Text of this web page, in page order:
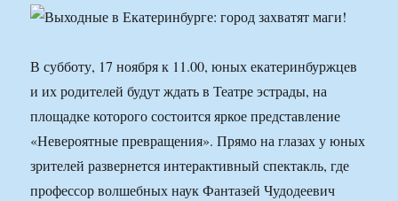
В субботу, 17 ноября к 11.00, юных екатеринбуржцев
и их родителей будут ждать в Театре эстрады, на
площадке которого состоится яркое представление
«Невероятные превращения». Прямо на глазах у юных
зрителей развернется интерактивный спектакль, где
профессор волшебных наук Фантазей Чудодеевич